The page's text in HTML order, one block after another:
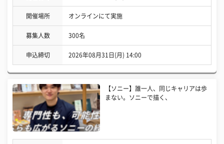
開催場所 オンラインにて実施
募集人数 300名
申込締切 2026年08月31日(月) 14:00
【ソニー】誰一人、同じキャリアは歩
まない。ソニーで描く、